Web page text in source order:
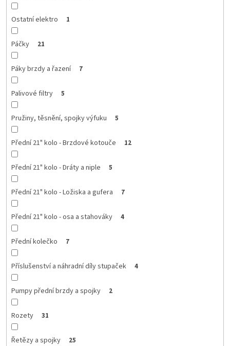
Ostatní elektro 1
Páčky 21
Páky brzdy a řazení 7
Palivové filtry 5
Pružiny, těsnění, spojky výfuku 5
Přední 21" kolo - Brzdové kotouče 12
Přední 21" kolo - Dráty a niple 5
Přední 21" kolo - Ložiska a gufera 7
Přední 21" kolo - osa a stahováky 4
Přední kolečko 7
Příslušenství a náhradní díly stupaček 4
Pumpy přední brzdy a spojky 2
Rozety 31
Řetězy a spojky 25